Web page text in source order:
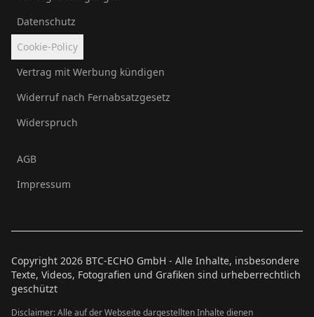
Datenschutz
Cookie-Policy
Vertrag mit Werbung kündigen
Widerruf nach Fernabsatzgesetz
Widerspruch
AGB
Impressum
Copyright 2026 BTC-ECHO GmbH - Alle Inhalte, insbesondere
Texte, Videos, Fotografien und Grafiken sind urheberrechtlich
geschützt
Disclaimer: Alle auf der Webseite dargestellten Inhalte dienen